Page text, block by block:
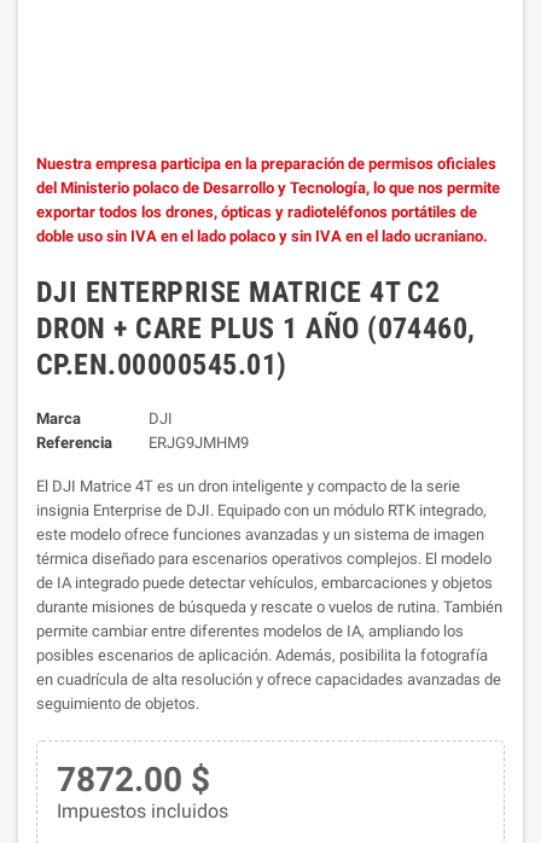
Nuestra empresa participa en la preparación de permisos oficiales
del Ministerio polaco de Desarrollo y Tecnología, lo que nos permite
exportar todos los drones, ópticas y radioteléfonos portátiles de
doble uso sin IVA en el lado polaco y sin IVA en el lado ucraniano.
DJI ENTERPRISE MATRICE 4T C2
DRON + CARE PLUS 1 AÑO (074460,
CP.EN.00000545.01)
Marca
DJI
Referencia
ERJG9JMHM9
El DJI Matrice 4T es un dron inteligente y compacto de la serie
insignia Enterprise de DJI. Equipado con un módulo RTK integrado,
este modelo ofrece funciones avanzadas y un sistema de imagen
térmica diseñado para escenarios operativos complejos. El modelo
de IA integrado puede detectar vehículos, embarcaciones y objetos
durante misiones de búsqueda y rescate o vuelos de rutina. También
permite cambiar entre diferentes modelos de IA, ampliando los
posibles escenarios de aplicación. Además, posibilita la fotografía
en cuadrícula de alta resolución y ofrece capacidades avanzadas de
seguimiento de objetos.
7872.00 $
Impuestos incluidos